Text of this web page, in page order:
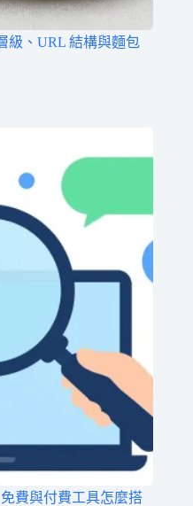
級、URL 結構與麵包
費與付費工具怎麼搭